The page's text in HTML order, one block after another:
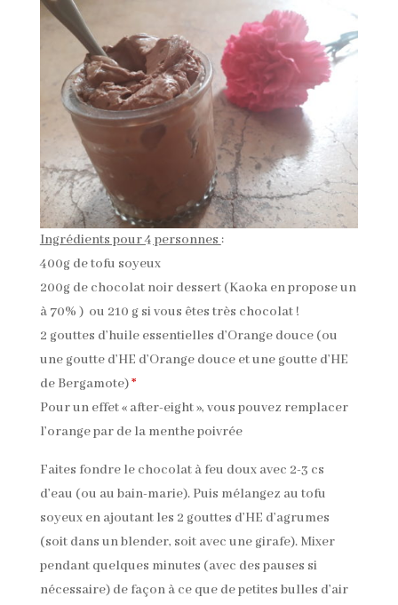
Ingrédients pour 4 personnes :
400g de tofu soyeux
200g de chocolat noir dessert (Kaoka en propose un
à 70% ) ou 210 g si vous êtes très chocolat !
2 gouttes d’huile essentielles d’Orange douce (ou
une goutte d’HE d’Orange douce et une goutte d’HE
de Bergamote)*
Pour un effet « after-eight », vous pouvez remplacer
l’orange par de la menthe poivrée
Faites fondre le chocolat à feu doux avec 2-3 cs
d’eau (ou au bain-marie). Puis mélangez au tofu
soyeux en ajoutant les 2 gouttes d’HE d’agrumes
(soit dans un blender, soit avec une girafe). Mixer
pendant quelques minutes (avec des pauses si
nécessaire) de façon à ce que de petites bulles d’air